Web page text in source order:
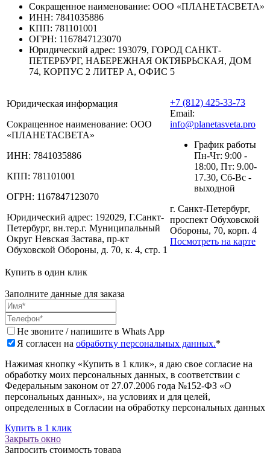
Сокращенное наименование: ООО «ПЛАНЕТАСВЕТА»
ИНН: 7841035886
КПП: 781101001
ОГРН: 1167847123070
Юридический адрес: 193079, ГОРОД САНКТ-
ПЕТЕРБУРГ, НАБЕРЕЖНАЯ ОКТЯБРЬСКАЯ, ДОМ
74, КОРПУС 2 ЛИТЕР А, ОФИС 5
Юридическая информация
Сокращенное наименование: ООО
«ПЛАНЕТАСВЕТА»
ИНН: 7841035886
КПП: 781101001
ОГРН: 1167847123070
Юридический адрес: 192029, Г.Санкт-
Петербург, вн.тер.г. Муниципальный
Округ Невская Застава, пр-кт
Обуховской Обороны, д. 70, к. 4, стр. 1
+7 (812) 425-33-73
Email:
info@planetasveta.pro
График работы
Пн-Чт: 9:00 -
18:00, Пт: 9.00-
17.30, Сб-Вс -
выходной
г. Санкт-Петербург,
проспект Обуховской
Обороны, 70, корп. 4
Посмотреть на карте
Купить в один клик
Заполните данные для заказа
Не звоните / напишите в Whats App
Я согласен на обработку персональных данных.*
Нажимая кнопку «Купить в 1 клик», я даю свое согласие на
обработку моих персональных данных, в соответствии с
Федеральным законом от 27.07.2006 года №152-ФЗ «О
персональных данных», на условиях и для целей,
определенных в Согласии на обработку персональных данных
Купить в 1 клик
Закрыть окно
Запросить стоимость товара